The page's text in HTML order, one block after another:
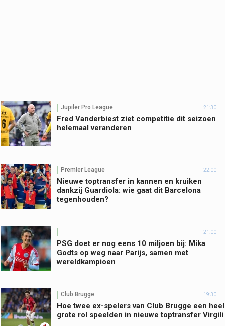
Jupiler Pro League 21:30
Fred Vanderbiest ziet competitie dit seizoen
helemaal veranderen
Premier League 22:00
Nieuwe toptransfer in kannen en kruiken
dankzij Guardiola: wie gaat dit Barcelona
tegenhouden?
21:00
PSG doet er nog eens 10 miljoen bij: Mika
Godts op weg naar Parijs, samen met
wereldkampioen
Club Brugge 19:30
Hoe twee ex-spelers van Club Brugge een heel
grote rol speelden in nieuwe toptransfer Virgili